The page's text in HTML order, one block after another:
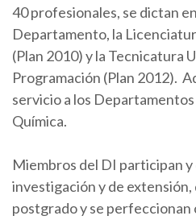
40 profesionales, se dictan
Departamento, la
(Plan 2010) y la Tecnicatura
Programación (Plan 2012).
servicio a los
Química.
Miembros del DI participan
investigación y de extensión,
postgrado y se